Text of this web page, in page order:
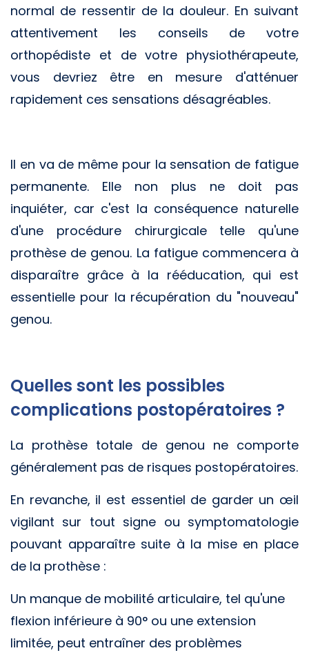
normal de ressentir de la douleur. En suivant
attentivement les conseils de votre
orthopédiste et de votre physiothérapeute,
vous devriez être en mesure d'atténuer
rapidement ces sensations désagréables.
Il en va de même pour la sensation de fatigue
permanente. Elle non plus ne doit pas
inquiéter, car c'est la conséquence naturelle
d'une procédure chirurgicale telle qu'une
prothèse de genou. La fatigue commencera à
disparaître grâce à la rééducation, qui est
essentielle pour la récupération du "nouveau"
genou.
Quelles sont les possibles
complications postopératoires ?
La prothèse totale de genou ne comporte
généralement pas de risques postopératoires.
En revanche, il est essentiel de garder un œil
vigilant sur tout signe ou symptomatologie
pouvant apparaître suite à la mise en place
de la prothèse :
Un manque de mobilité articulaire, tel qu'une
flexion inférieure à 90° ou une extension
limitée, peut entraîner des problèmes